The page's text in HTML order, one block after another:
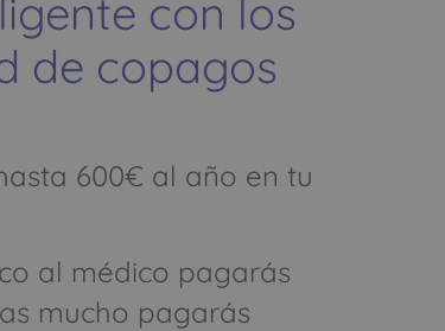
con los
de copagos
600€ al año en tu
al médico pagarás
mucho pagarás